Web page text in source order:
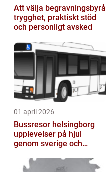
Att välja begravningsbyrå
trygghet, praktiskt stöd
och personligt avsked
01 april 2026
Bussresor helsingborg
upplevelser på hjul
genom sverige och